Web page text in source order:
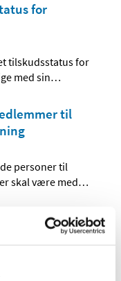
for
tilskudsstatus for
med sin…
til
personer til
skal være med…
follitropin